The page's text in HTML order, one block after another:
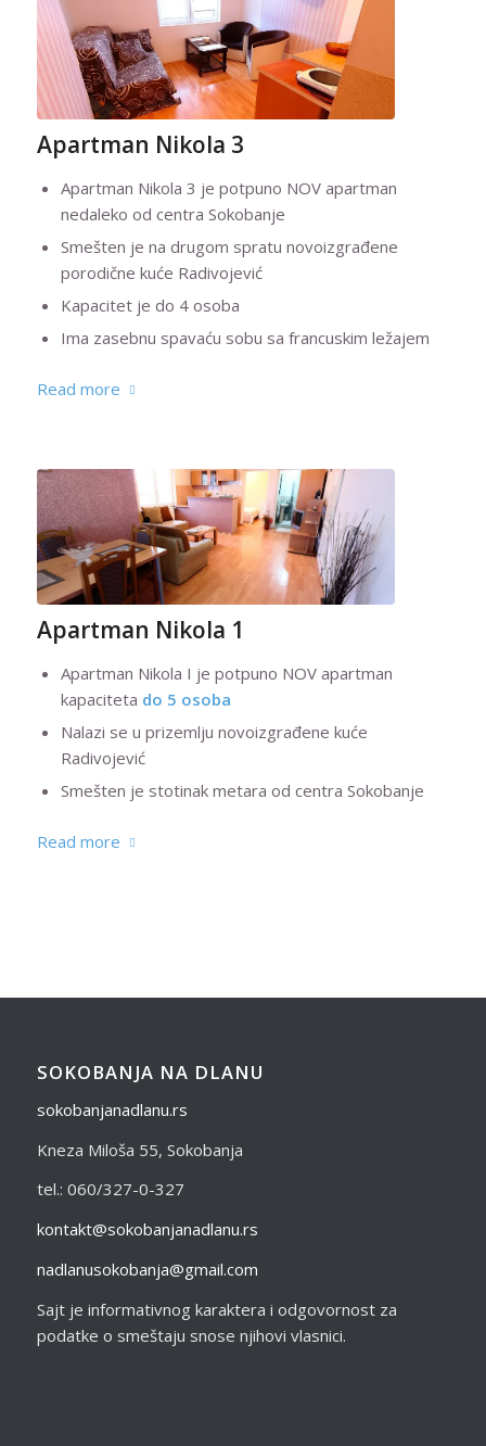
Apartman Nikola 3
Apartman Nikola 3 je potpuno NOV apartman
nedaleko od centra Sokobanje
Smešten je na drugom spratu novoizgrađene
porodične kuće Radivojević
Kapacitet je do 4 osoba
Ima zasebnu spavaću sobu sa francuskim ležajem
Read more
Apartman Nikola 1
Apartman Nikola I je potpuno NOV apartman
kapaciteta do 5 osoba
Nalazi se u prizemlju novoizgrađene kuće
Radivojević
Smešten je stotinak metara od centra Sokobanje
Read more
SOKOBANJA NA DLANU
sokobanjanadlanu.rs
Kneza Miloša 55, Sokobanja
tel.: 060/327-0-327
kontakt@sokobanjanadlanu.rs
nadlanusokobanja@gmail.com
Sajt je informativnog karaktera i odgovornost za
podatke o smeštaju snose njihovi vlasnici.